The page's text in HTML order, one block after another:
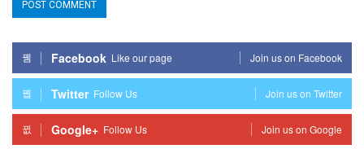
Facebook Like our page Join us on Facebook
Twitter Follow Us Join us on Twitter
Google+ Follow Us Join us on Google